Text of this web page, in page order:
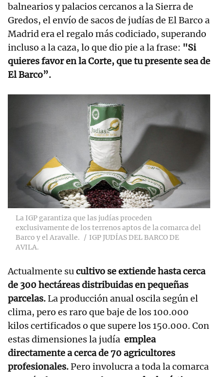
balnearios y palacios cercanos a la Sierra de
Gredos, el envío de sacos de judías de El Barco a
Madrid era el regalo más codiciado, superando
incluso a la caza, lo que dio pie a la frase: "Si
quieres favor en la Corte, que tu presente sea de
El Barco”.
La IGP garantiza que las judías proceden
exclusivamente de los terrenos aptos de la comarca del
Barco y el Aravalle.
IGP JUDÍAS DEL BARCO DE
AVILA.
Actualmente sucultivo se extiende hasta cerca
de 300 hectáreas distribuidas en pequeñas
parcelas.La producción anual oscila según el
clima, pero es raro que baje de los 100.000
kilos certificados o que supere los 150.000. Con
estas dimensiones la judía emplea
directamente a cerca de 70 agricultores
profesionales.Pero involucra a toda la comarca